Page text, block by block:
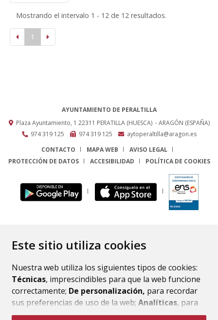
Este sitio utiliza cookies
Nuestra web utiliza los siguientes tipos de cookies:
Técnicas, imprescindibles para que la web funcione
correctamente; De personalización, para recordar
sus preferencias de uso de la web; Analíticas, para
mejorar el funcionamiento de la web y sus servicios.
Mostrando el intervalo 1 - 12 de 12 resultados.
1
AYUNTAMIENTO DE PERALTILLA
Plaza Ayuntamiento, 1 22311 PERATILLA (HUESCA) - ARAGÓN (ESPAÑA)
974 319 125
974 319 125
aytoperaltilla@aragon.es
CONTACTO
MAPA WEB
AVISO LEGAL
PROTECCIÓN DE DATOS
ACCESIBILIDAD POLÍTICA DE COOKIES